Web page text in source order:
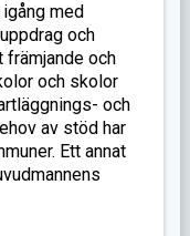
med
och
och
och skolor
och
av stöd har
Ett annat